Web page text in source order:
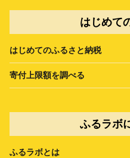
はじめて
はじめてのふるさと納税
寄付上限額を調べる
ふるラボ
ふるラボとは